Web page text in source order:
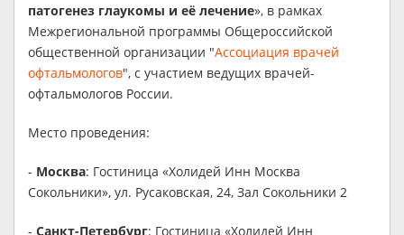
патогенез глаукомы и её лечение», в рамках
Межрегиональной программы Общероссийской
общественной организации "Ассоциация врачей
офтальмологов", с участием ведущих врачей-
офтальмологов России.
Место проведения:
- Москва: Гостиница «Холидей Инн Москва
Сокольники», ул. Русаковская, 24, Зал Сокольники 2
- Санкт-Петербург: Гостиница «Холидей Инн